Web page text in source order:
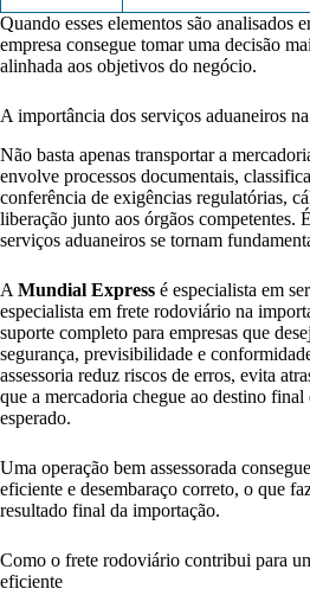
Quando esses elementos são analisados
empresa consegue tomar uma decisão
alinhada aos objetivos do negócio.
A importância dos serviços aduaneiros
Não basta apenas transportar a
envolve processos documentais,
conferência de exigências regulatórias,
liberação junto aos órgãos competentes.
serviços aduaneiros se tornam
A Mundial Express é especialista em
especialista em frete rodoviário na
suporte completo para empresas que
segurança, previsibilidade e
assessoria reduz riscos de erros, evita
que a mercadoria chegue ao destino
esperado.
Uma operação bem assessorada
eficiente e desembaraço correto, o que
resultado final da importação.
Como o frete rodoviário contribui para
eficiente